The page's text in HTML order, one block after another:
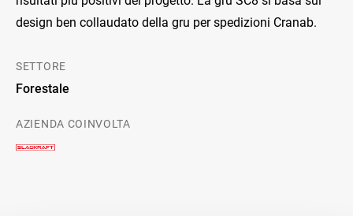
design ben collaudato della gru per spedizioni Cranab.
SETTORE
Forestale
AZIENDA COINVOLTA